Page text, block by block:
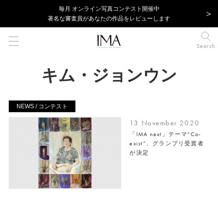
毎⽉ オンライン写真コンテスト開催中
著名な審査員があなたの作品をレビューします
Search
キム・ジョンウン
NEWS / コンテスト
13 November 2020
「IMA next」テーマ“Co-
exist”、グランプリ受賞者
が決定